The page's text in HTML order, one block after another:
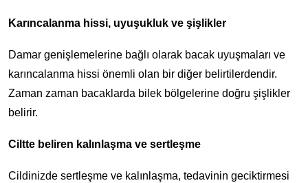
Karıncalanma hissi, uyuşukluk ve şişlikler
Damar genişlemelerine bağlı olarak bacak uyuşmaları ve
karıncalanma hissi önemli olan bir diğer belirtilerdendir.
Zaman zaman bacaklarda bilek bölgelerine doğru şişlikler
belirir.
Ciltte beliren kalınlaşma ve sertleşme
Cildinizde sertleşme ve kalınlaşma, tedavinin geciktirmesi